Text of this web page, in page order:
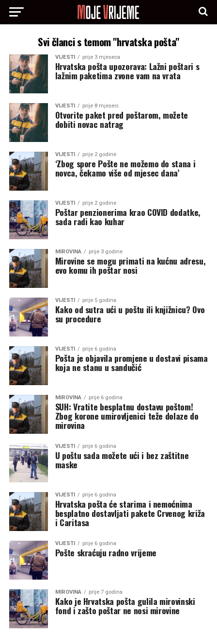
Svi članci s temom "hrvatska pošta"
VIJESTI prije 3 mjeseca
Hrvatska pošta upozorava: Lažni poštari s
lažnim paketima zvone vam na vrata
VIJESTI prije 8 mjeseci
Otvorite paket pred poštarom, možete
dobiti novac natrag
VIJESTI prije 2 godine
‘Zbog spore Pošte ne možemo do stana i
novca, čekamo više od mjesec dana’
VIJESTI prije 2 godine
Poštar penzionerima krao COVID dodatke,
sada radi kao kuhar
MIROVINA prije 3 godine
Mirovine se mogu primati na kućnu adresu,
evo komu ih poštar nosi
VIJESTI prije 5 godina
Kako od sutra ući u poštu ili knjižnicu? Ovo
su procedure
VIJESTI prije 6 godina
Pošta je objavila promjene u dostavi pisama
koja ne stanu u sandučić
MIROVINA prije 6 godina
SUH: Vratite besplatnu dostavu poštom!
Zbog korone umirovljenici teže dolaze do
mirovina
VIJESTI prije 6 godina
U poštu sada možete ući i bez zaštitne
maske
VIJESTI prije 6 godina
Hrvatska pošta će starima i nemoćnima
besplatno dostavljati pakete Crvenog križa
i Caritasa
VIJESTI prije 6 godina
Pošte skraćuju radno vrijeme
MIROVINA prije 7 godina
Kako je Hrvatska pošta gulila mirovinski
fond i zašto poštar ne nosi mirovine